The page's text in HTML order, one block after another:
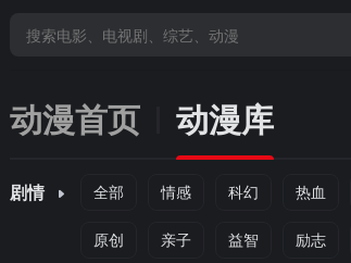
动漫首页 动漫库
剧情 全部 情感 科幻 热血
原创 亲子 益智 励志